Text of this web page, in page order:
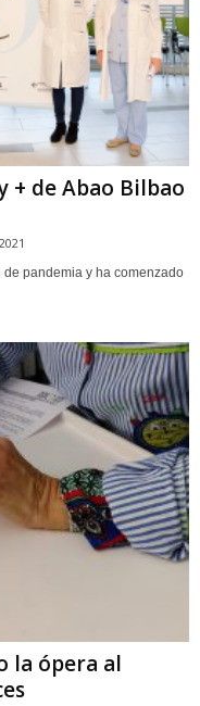
+ de Abao Bilbao
pandemia y ha comenzado
la ópera al